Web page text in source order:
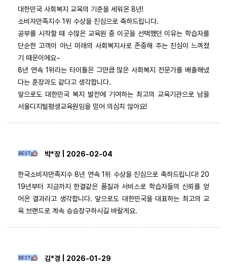
대한민국 사회복지 교육의 기준을 세워온 8년!
소비자만족지수 1위 수상을 진심으로 축하드립니다.
공부를 시작할 때 수많은 교육원 중 이곳을 선택했던 이유는 학습자를
단순한 고객이 아닌 미래의 사회복지사로 존중해 주는 진심이 느껴졌
기 때문이에요~
8년 연속 1위라는 타이틀은 그만큼 많은 사회복지 전문가를 배출해냈
다는 훈장과도 같다고 생각합니다.
앞으로도 대한민국 복지 발전에 기여하는 최고의 교육기관으로 남을
서울디지털평생교육원임을 믿어 의심치 않아요!
박*장 | 2026-02-04
한국소비자만족지수 8년 연속 1위 수상을 진심으로 축하드립니다! 20
19년부터 지금까지 한결같은 품질과 서비스로 학습자들의 신뢰를 얻
어온 결과라고 생각합니다. 앞으로도 대한민국을 대표하는 최고의 교
육 브랜드로 계속 승승장구하시길 바랄게요.
김*경 | 2026-01-29